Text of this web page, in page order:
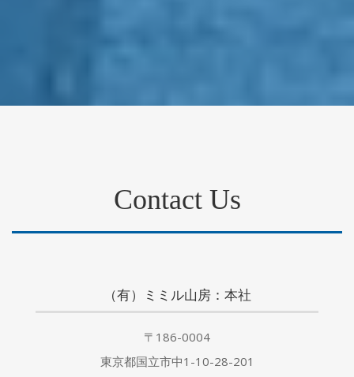
Contact Us
（有）ミミル山房：本社
〒186-0004
東京都国立市中1-10-28-201